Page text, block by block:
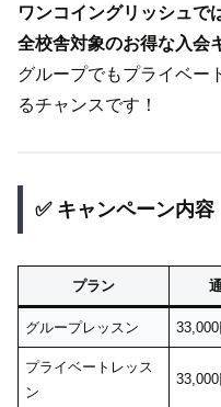
ワンコイングリッシュで
全校舎対象のお得な入会
グループでもプライベー
るチャンスです！
✅ キャンペーン内容
プラン
グループレッスン 33,000
プライベートレッス
ン
33,000